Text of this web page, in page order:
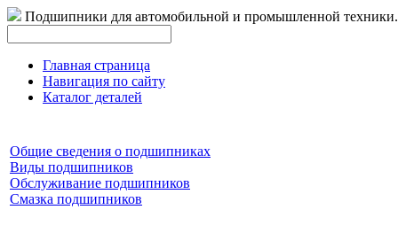
Подшипники для автомобильной и промышленной техники.
Главная страница
Навигация по сайту
Каталог деталей
Общие сведения о подшипниках
Виды подшипников
Обслуживание подшипников
Смазка подшипников